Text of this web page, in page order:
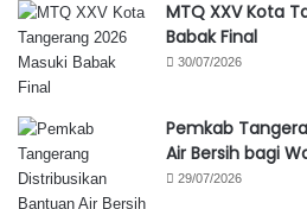
MTQ XXV Kota
Babak Final
30/07/2026
Pemkab
Air Bersih bagi
29/07/2026